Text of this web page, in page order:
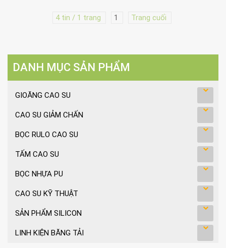
4 tin / 1 trang 1 Trang cuối
DANH MỤC SẢN PHẨM
GIOĂNG CAO SU
CAO SU GIẢM CHẤN
BỌC RULO CAO SU
TẤM CAO SU
BỌC NHỰA PU
CAO SU KỸ THUẬT
SẢN PHẨM SILICON
LINH KIỆN BĂNG TẢI